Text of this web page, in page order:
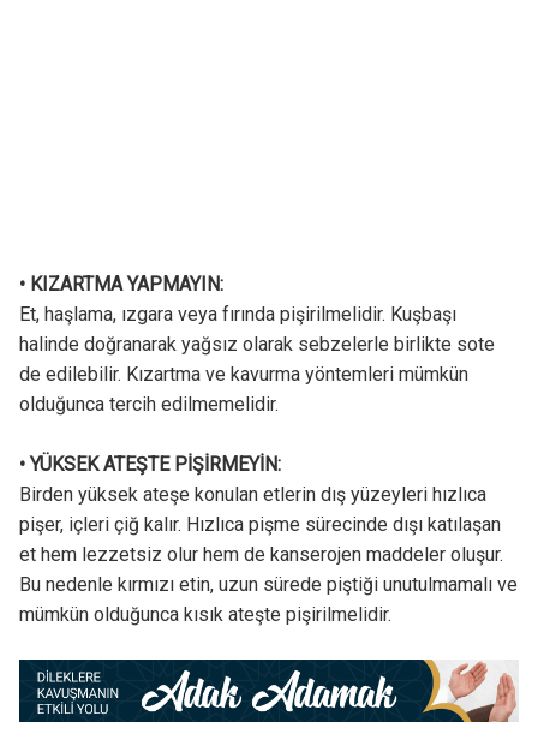
• KIZARTMA YAPMAYIN:
Et, haşlama, ızgara veya fırında pişirilmelidir. Kuşbaşı
halinde doğranarak yağsız olarak sebzelerle birlikte sote
de edilebilir. Kızartma ve kavurma yöntemleri mümkün
olduğunca tercih edilmemelidir.
• YÜKSEK ATEŞTE PİŞİRMEYİN:
Birden yüksek ateşe konulan etlerin dış yüzeyleri hızlıca
pişer, içleri çiğ kalır. Hızlıca pişme sürecinde dışı katılaşan
et hem lezzetsiz olur hem de kanserojen maddeler oluşur.
Bu nedenle kırmızı etin, uzun sürede piştiği unutulmamalı ve
mümkün olduğunca kısık ateşte pişirilmelidir.